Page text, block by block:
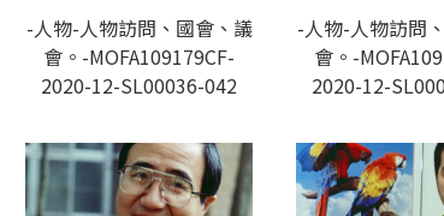
-人物-人物訪問、國會、議
會。-MOFA109179CF-
2020-12-SL00036-042
-人物-人物訪問
會。-
2020-12-